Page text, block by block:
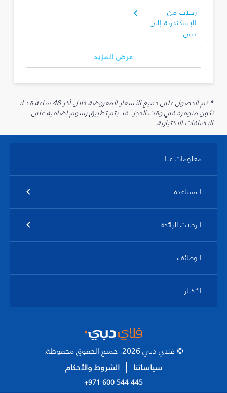
رحلات من
الإسكندرية إلى
دبي
عرض المزيد
* تم الحصول على جميع الأسعار المعروضة خلال آخر 48 ساعة قد لا
تكون متوفرة في وقت الحجز. قد يتم تطبيق رسوم إضافية على
الإضافات الاختيارية.
معلومات عنا
المساعدة
الرحلات الرائجة
الوظائف
الأخبار
© فلاي دبي 2026. جميع الحقوق محفوظة.
سياساتنا
الشروط والأحكام
+971 600 544 445